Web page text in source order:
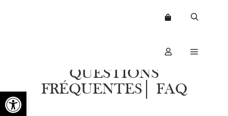
QUESTIONS
FRÉQUENTES│ FAQ
Ouvrir la barre d’outils